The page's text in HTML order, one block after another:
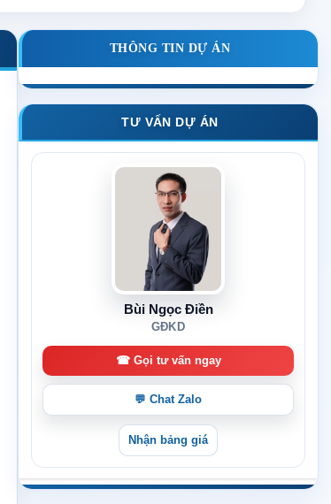
THÔNG TIN DỰ ÁN
TƯ VẤN DỰ ÁN
Bùi Ngọc Điền
GĐKD
☎ Gọi tư vấn ngay
💬 Chat Zalo
Nhận bảng giá